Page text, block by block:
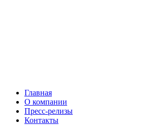
Главная
О компании
Пресс-релизы
Контакты